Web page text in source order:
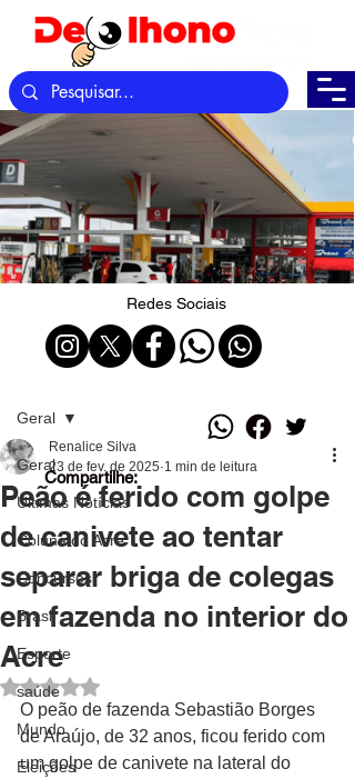
Redes Sociais
Geral
Últimas Notícias
Coluna do Acre
Concursos
Brasil
Esporte
saúde
Mundo
Eleições
Geral
Peão é ferido com golpe
de canivete ao tentar
separar briga de colegas
em fazenda no interior do
Acre
Renalice Silva
23 de fev. de 2025 1 min de leitura
Avaliado com NaN de 5 estrelas.
O peão de fazenda Sebastião Borges
de Araújo, de 32 anos, ficou ferido com
um golpe de canivete na lateral do
Compartilhe: